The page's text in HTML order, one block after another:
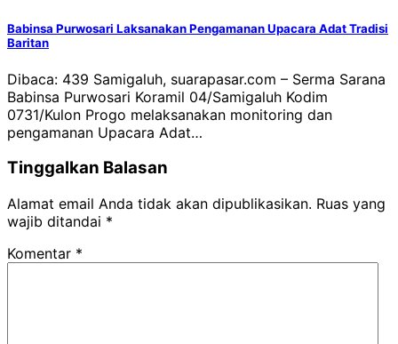
Babinsa Purwosari Laksanakan Pengamanan Upacara Adat Tradisi
Baritan
Dibaca: 439 Samigaluh, suarapasar.com – Serma Sarana
Babinsa Purwosari Koramil 04/Samigaluh Kodim
0731/Kulon Progo melaksanakan monitoring dan
pengamanan Upacara Adat…
Tinggalkan Balasan
Alamat email Anda tidak akan dipublikasikan. Ruas yang
wajib ditandai *
Komentar *